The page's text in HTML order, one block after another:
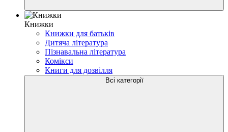
Книжки
Книжки для батьків
Дитяча література
Пізнавальна література
Комікси
Книги для дозвілля
Всі категорії